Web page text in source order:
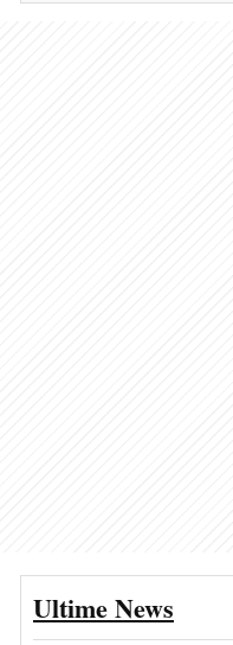
Ultime News